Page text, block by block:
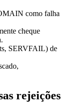
como falha
cheque
SERVFAIL) de
rejeições